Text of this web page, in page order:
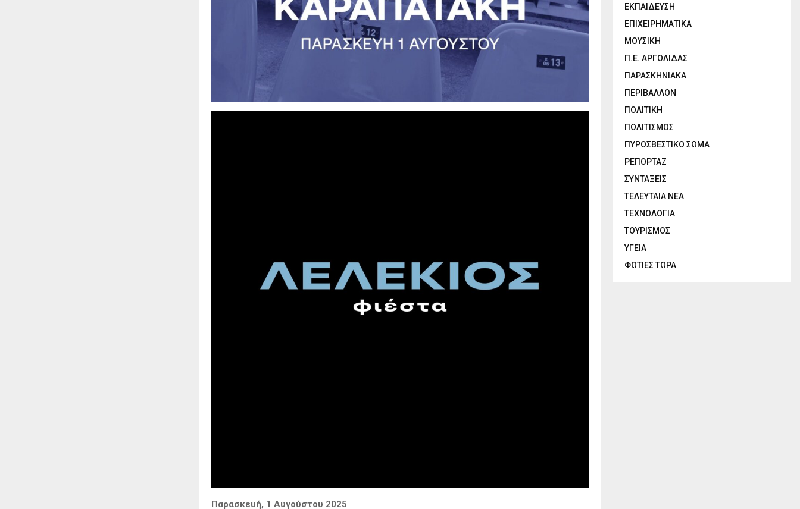
Παρασκευή, 1 Αυγούστου 2025
ΕΚΠΑΙΔΕΥΣΗ
ΕΠΙΧΕΙΡΗΜΑΤΙΚΑ
ΜΟΥΣΙΚΗ
Π.Ε. ΑΡΓΟΛΙΔΑΣ
ΠΑΡΑΣΚΗΝΙΑΚΑ
ΠΕΡΙΒΑΛΛΟΝ
ΠΟΛΙΤΙΚΗ
ΠΟΛΙΤΙΣΜΟΣ
ΠΥΡΟΣΒΕΣΤΙΚΟ ΣΩΜΑ
ΡΕΠΟΡΤΑΖ
ΣΥΝΤΑΞΕΙΣ
ΤΕΛΕΥΤΑΙΑ ΝΕΑ
ΤΕΧΝΟΛΟΓΙΑ
ΤΟΥΡΙΣΜΟΣ
ΥΓΕΙΑ
ΦΩΤΙΕΣ ΤΩΡΑ